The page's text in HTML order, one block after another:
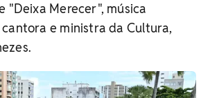
"Deixa Merecer", música
e ministra da Cultura,